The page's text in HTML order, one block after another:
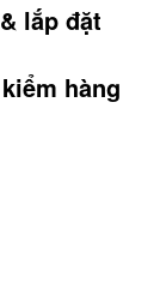
lắp đặt
hàng